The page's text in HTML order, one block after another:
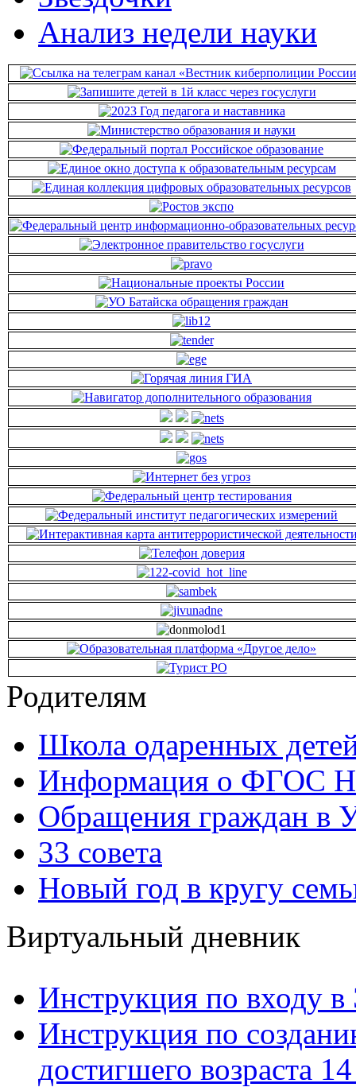
Анализ недели науки
Родителям
Школа одаренных
Информация о ФГОС
Обращения граждан в
33 совета
Новый год в кругу
Виртуальный дневник
Инструкция по входу
Инструкция по
достигшего возраста